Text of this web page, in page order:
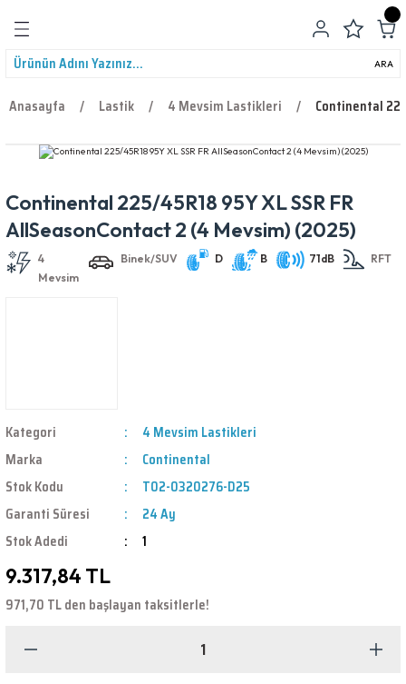
ARA
Anasayfa Lastik 4 Mevsim Lastikleri Continental
Continental 225/45R18 95Y XL SSR FR
AllSeasonContact 2 (4 Mevsim) (2025)
Mevsim
Kategori
4 Mevsim Lastikleri
Marka
Continental
Stok Kodu
T02-0320276-D25
Garanti Süresi
24 Ay
Stok Adedi
1
9.317,84 TL
971,70 TL den başlayan taksitlerle!